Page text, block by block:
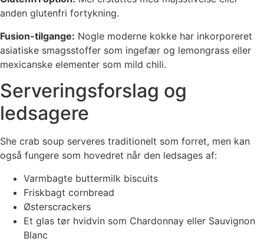
anden glutenfri fortykning.
Fusion-tilgange: Nogle moderne kokke har inkorporeret
asiatiske smagsstoffer som ingefær og lemongrass eller
mexicanske elementer som mild chili.
Serveringsforslag og
ledsagere
She crab soup serveres traditionelt som forret, men kan
også fungere som hovedret når den ledsages af:
Varmbagte buttermilk biscuits
Friskbagt cornbread
Østerscrackers
Et glas tør hvidvin som Chardonnay eller Sauvignon
Blanc